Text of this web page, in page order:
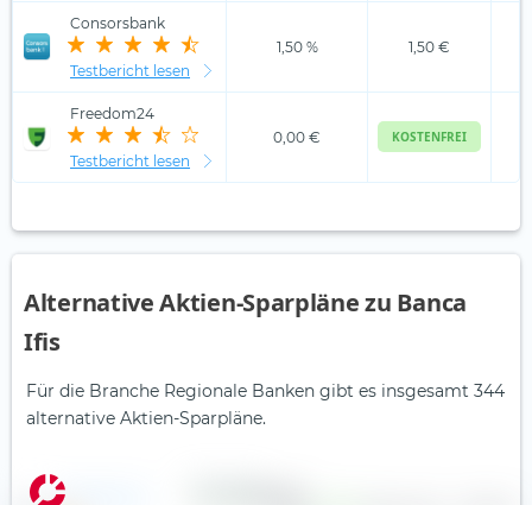
Consorsbank
Testbericht lesen
1,50 % 1,50 €
Freedom24
Testbericht lesen
0,00 € KOSTENFREI
Alternative Aktien-Sparpläne zu Banca
Ifis
Für die Branche Regionale Banken gibt es insgesamt 344
alternative Aktien-Sparpläne.
Aareal Bank AG